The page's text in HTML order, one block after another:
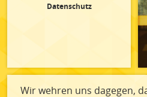
Datenschutz
Wir wehren uns dagegen,